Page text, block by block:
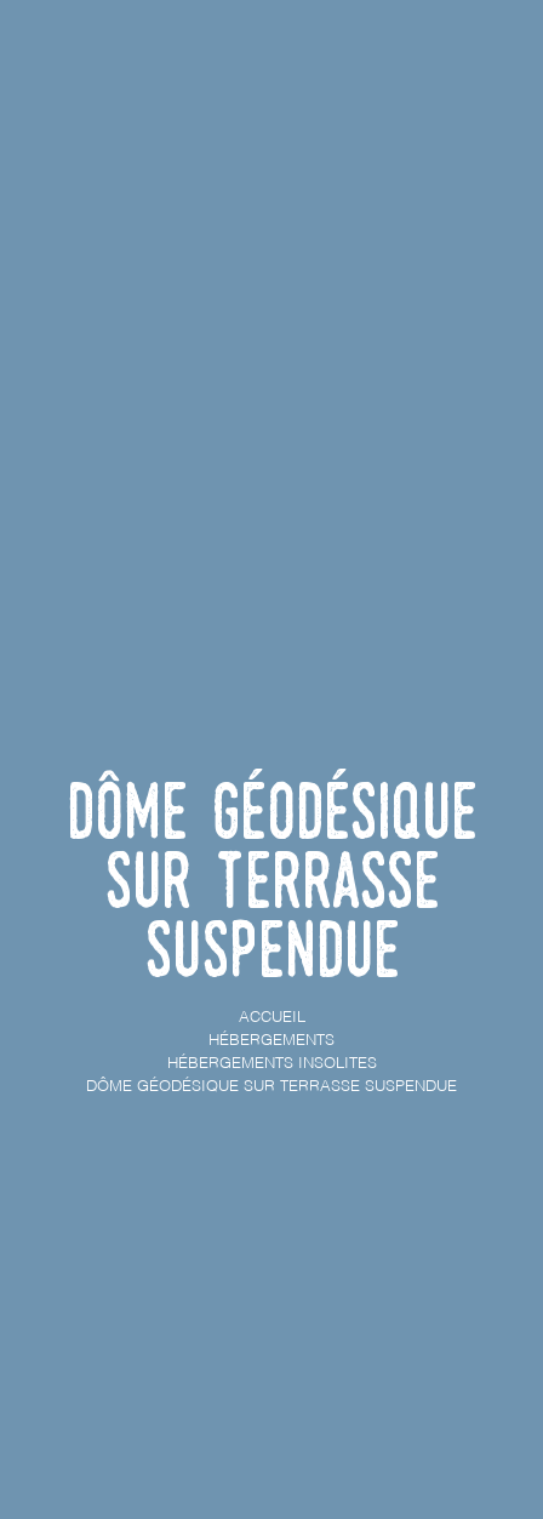
Dôme géodésique
sur terrasse
suspendue
ACCUEIL
HÉBERGEMENTS
HÉBERGEMENTS INSOLITES
DÔME GÉODÉSIQUE SUR TERRASSE SUSPENDUE